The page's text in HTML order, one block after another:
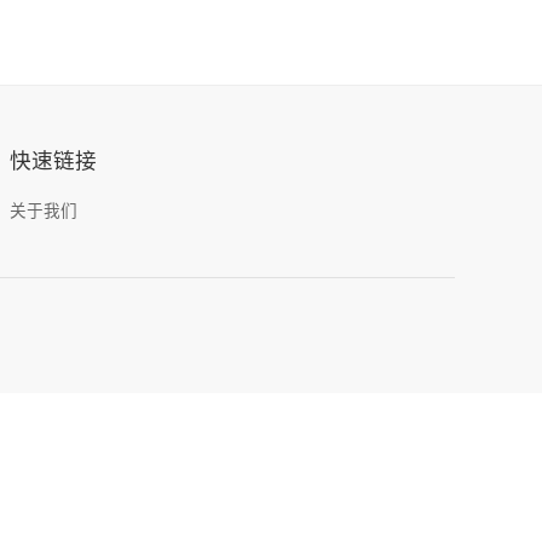
快速链接
关于我们